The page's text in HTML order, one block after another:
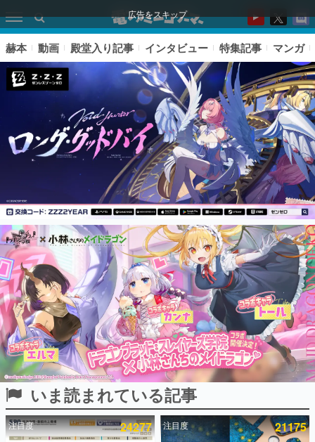
広告をスキップ
ピックアップ
電ファミのいま読まれている記事ランキング
アプリセール情報
インタビュー
連載・特集一覧
殿堂入り記事
SNS拡散数が数千以上！ ページビュー数万以上！ などな
ど。多くの人々に読まれた、電ファミ渾身の“殿堂入り”記
事をまとめました。
赫本 動画 殿堂入り記事 インタビュー 特集記事 マンガ
いま読まれている記事
注目度 24277 注目度 21175